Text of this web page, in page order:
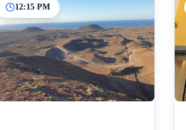
12:15 PM